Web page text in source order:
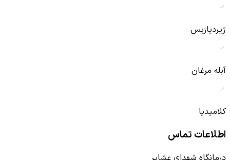
ژیردیازیس
آبله مرغان
کلامیدیا
اطلاعات تماس